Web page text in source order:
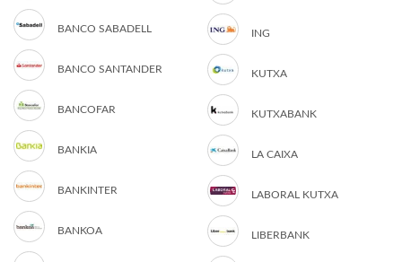
BANCO SABADELL
BANCO SANTANDER
BANCOFAR
BANKIA
BANKINTER
BANKOA
ING
KUTXA
KUTXABANK
LA CAIXA
LABORAL KUTXA
LIBERBANK